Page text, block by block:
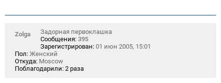
Zolga
Задорная первоклашка
Сообщения: 395
Зарегистрирован: 01 июн 2005, 15:01
Пол: Женский
Откуда: Moscow
Поблагодарили: 2 раза